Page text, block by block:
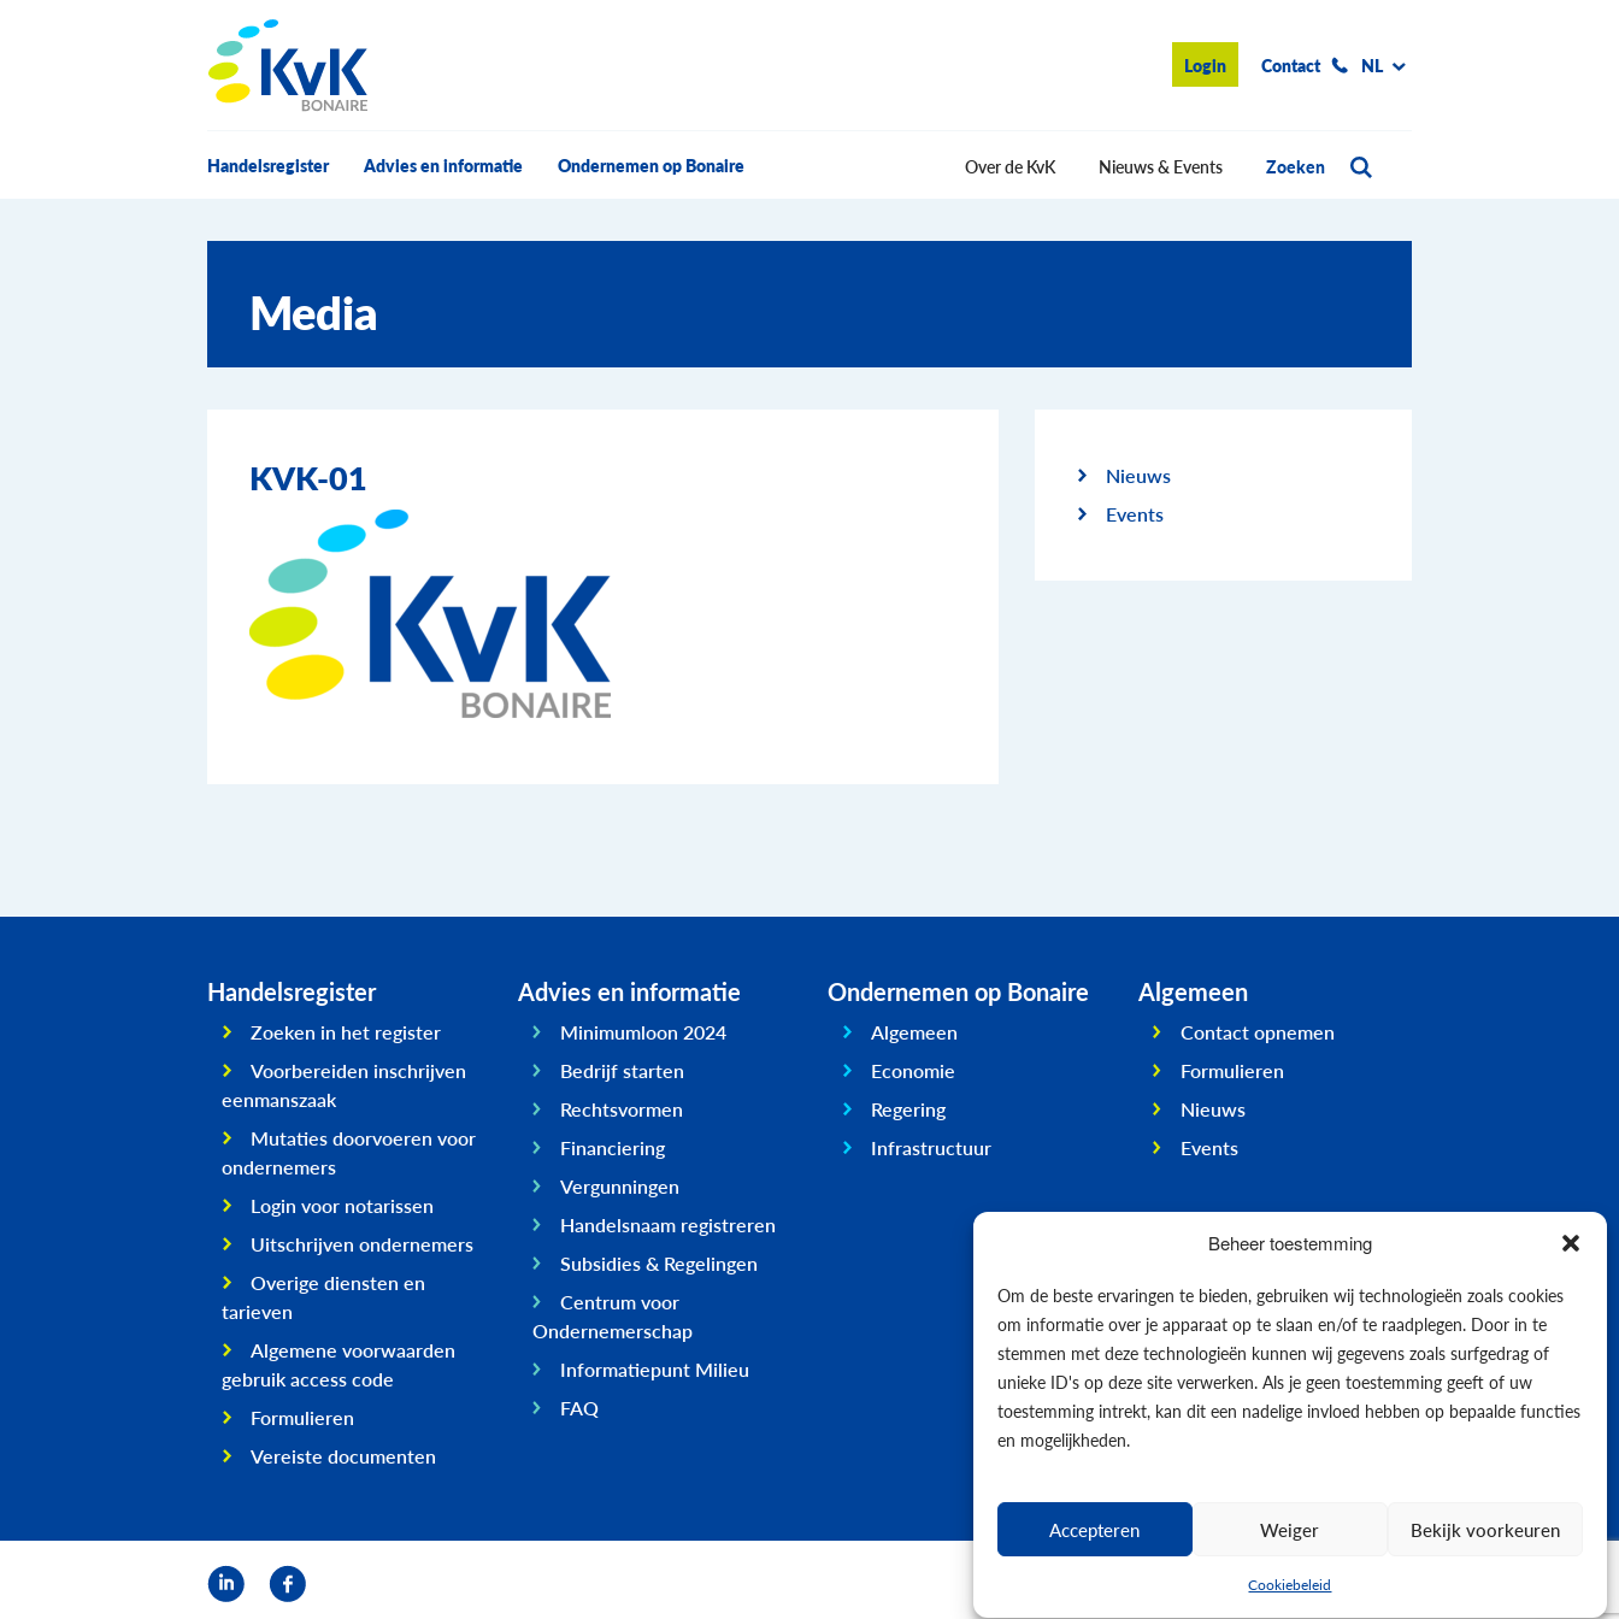
Beheer toestemming
Om de beste ervaringen te bieden, gebruiken wij technologieën zoals cookies
om informatie over je apparaat op te slaan en/of te raadplegen. Door in te
stemmen met deze technologieën kunnen wij gegevens zoals surfgedrag of
unieke ID's op deze site verwerken. Als je geen toestemming geeft of uw
toestemming intrekt, kan dit een nadelige invloed hebben op bepaalde functies
en mogelijkheden.
Accepteren Weiger Bekijk voorkeuren
Cookiebeleid
Login Contact NL
Handelsregister Advies en informatie Ondernemen op Bonaire Over de KvK Nieuws & Events Zoeken
Media
KVK-01
Nieuws
Events
Handelsregister
Zoeken in het register
Voorbereiden inschrijven
eenmanszaak
Mutaties doorvoeren voor
ondernemers
Login voor notarissen
Uitschrijven ondernemers
Overige diensten en
tarieven
Algemene voorwaarden
gebruik access code
Formulieren
Vereiste documenten
Advies en informatie
Minimumloon 2024
Bedrijf starten
Rechtsvormen
Financiering
Vergunningen
Handelsnaam registreren
Subsidies & Regelingen
Centrum voor
Ondernemerschap
Informatiepunt Milieu
FAQ
Ondernemen op Bonaire
Algemeen
Economie
Regering
Infrastructuur
Algemeen
Contact opnemen
Formulieren
Nieuws
Events
© 2026